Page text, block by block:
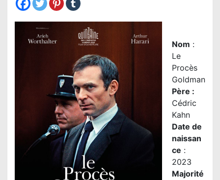
Nom :
Le
Procès
Goldman
Père :
Cédric
Kahn
Date de
naissan
ce :
2023
Majorité